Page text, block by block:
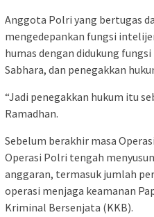
Anggota Polri yang bertugas
mengedepankan fungsi
humas dengan didukung
Sabhara, dan penegakkan
“Jadi penegakkan hukum itu
Ramadhan.
Sebelum berakhir masa
Operasi Polri tengah
anggaran, termasuk jumlah
operasi menjaga keamanan
Kriminal Bersenjata (KKB).